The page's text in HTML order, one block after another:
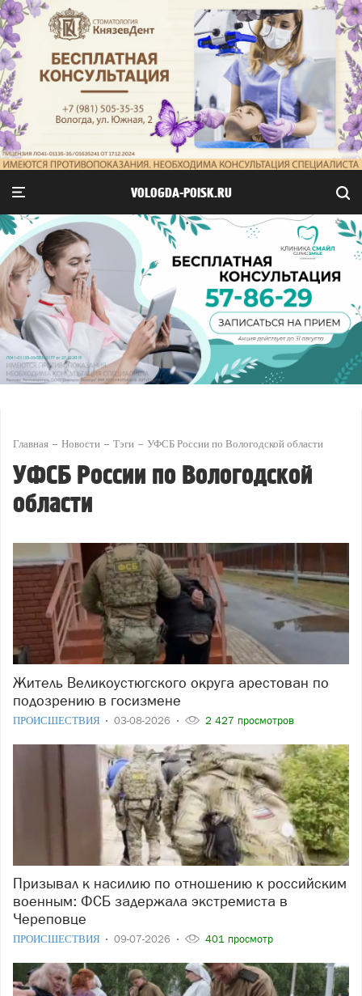
VOLOGDA-POISK.RU
Главная Новости Тэги УФСБ России по Вологодской области
УФСБ России по Вологодской
области
Житель Великоустюгского округа арестован по
подозрению в госизмене
ПРОИСШЕСТВИЯ 03-08-2026 2 427 просмотров
Призывал к насилию по отношению к российским
военным: ФСБ задержала экстремиста в
Череповце
ПРОИСШЕСТВИЯ 09-07-2026 401 просмотр